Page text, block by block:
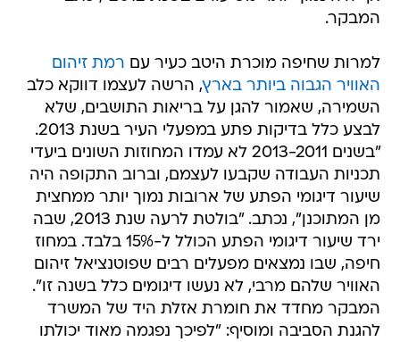
המבקר.
למרות שחיפה מוכרת היטב כעיר עם רמת זיהום
האוויר הגבוה ביותר בארץ, הרשה לעצמו דווקא כלב
השמירה, שאמור להגן על בריאות התושבים, שלא
לבצע כלל בדיקות פתע במפעלי העיר בשנת 2013.
"בשנים 2013-2011 לא עמדו המחוזות השונים ביעדי
תכניות העבודה שקבעו לעצמם, וברוב התקופה היה
שיעור דיגומי הפתע של ארובות נמוך יותר ממחצית
מן המתוכנן", נכתב. "בולטת לרעה שנת 2013, שבה
ירד שיעור דיגומי הפתע הכולל ל-15% בלבד. במחוז
חיפה, שבו נמצאים מפעלים רבים שפוטנציאל זיהום
האוויר שלהם מרבי, לא נעשו דיגומים כלל בשנה זו".
המבקר מחדד את חומרת אזלת היד של המשרד
להגנת הסביבה ומוסיף: "לפיכך נפגמה מאוד יכולתו